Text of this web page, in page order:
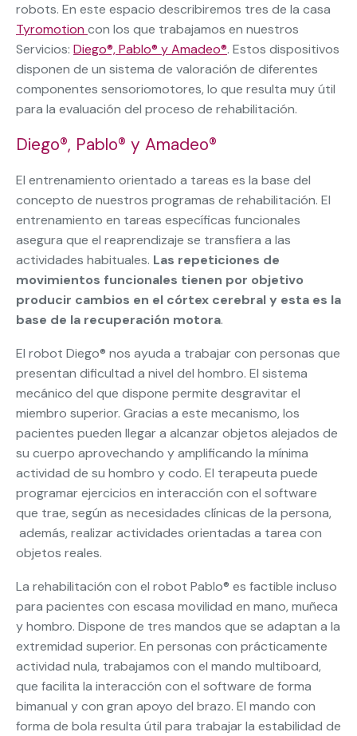
robots. En este espacio describiremos tres de la casa
Tyromotion con los que trabajamos en nuestros
Servicios: Diego®, Pablo® y Amadeo®. Estos dispositivos
disponen de un sistema de valoración de diferentes
componentes sensoriomotores, lo que resulta muy útil
para la evaluación del proceso de rehabilitación.
Diego®, Pablo® y Amadeo®
El entrenamiento orientado a tareas es la base del
concepto de nuestros programas de rehabilitación. El
entrenamiento en tareas específicas funcionales
asegura que el reaprendizaje se transfiera a las
actividades habituales. Las repeticiones de
movimientos funcionales tienen por objetivo
producir cambios en el córtex cerebral y esta es la
base de la recuperación motora.
El robot Diego® nos ayuda a trabajar con personas que
presentan dificultad a nivel del hombro. El sistema
mecánico del que dispone permite desgravitar el
miembro superior. Gracias a este mecanismo, los
pacientes pueden llegar a alcanzar objetos alejados de
su cuerpo aprovechando y amplificando la mínima
actividad de su hombro y codo. El terapeuta puede
programar ejercicios en interacción con el software
que trae, según as necesidades clínicas de la persona,
además, realizar actividades orientadas a tarea con
objetos reales.
La rehabilitación con el robot Pablo® es factible incluso
para pacientes con escasa movilidad en mano, muñeca
y hombro. Dispone de tres mandos que se adaptan a la
extremidad superior. En personas con prácticamente
actividad nula, trabajamos con el mando multiboard,
que facilita la interacción con el software de forma
bimanual y con gran apoyo del brazo. El mando con
forma de bola resulta útil para trabajar la estabilidad de